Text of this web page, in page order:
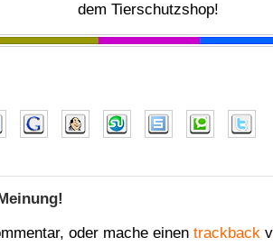
dem Tierschutzshop!
oder mache einen trackback